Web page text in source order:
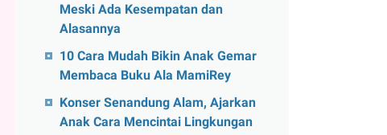
Meski Ada Kesempatan dan
Alasannya
10 Cara Mudah Bikin Anak Gemar
Membaca Buku Ala MamiRey
Konser Senandung Alam, Ajarkan
Anak Cara Mencintai Lingkungan